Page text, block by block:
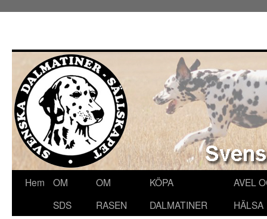
Hoppa
Hem
OM
SDS
OM
RASEN
KÖPA
DALMATINER
AVEL
HÄLSA